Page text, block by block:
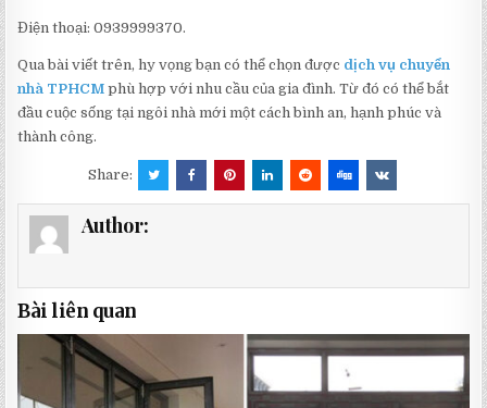
Điện thoại: 0939999370.
Qua bài viết trên, hy vọng bạn có thể chọn được dịch vụ chuyển
nhà TPHCM phù hợp với nhu cầu của gia đình. Từ đó có thể bắt
đầu cuộc sống tại ngôi nhà mới một cách bình an, hạnh phúc và
thành công.
Share:
Author:
Bài liên quan